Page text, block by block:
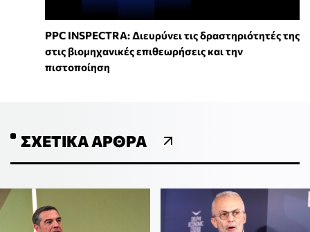
PPC INSPECTRA: Διευρύνει τις δραστηριότητές της
στις βιομηχανικές επιθεωρήσεις και την
πιστοποίηση
ΣΧΕΤΙΚΆ ΆΡΘΡΑ